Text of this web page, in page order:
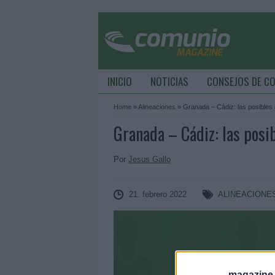
INICIO NOTICIAS CONSEJOS DE
Home »Alineaciones » Granada – Cádiz: las posibles
Granada – Cádiz: las
Por Jesus Gallo
21. febrero 2022